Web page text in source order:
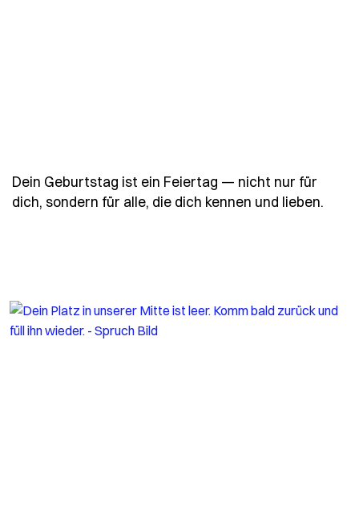
Dein Geburtstag ist ein Feiertag — nicht nur für
dich, sondern für alle, die dich kennen und lieben.